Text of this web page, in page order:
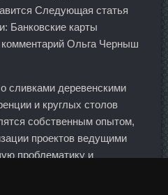
Следующая статья
Банковские карты
Ольга Черныш
сливками деревенскими
и круглых столов
собственным опытом,
проектов ведущими
проблематику и